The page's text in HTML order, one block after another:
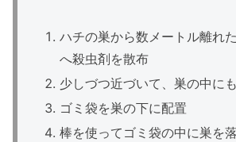
ハチの巣から数メートル離れ
へ殺虫剤を散布
少しづつ近づいて、巣の中に
ゴミ袋を巣の下に配置
棒を使ってゴミ袋の中に巣を